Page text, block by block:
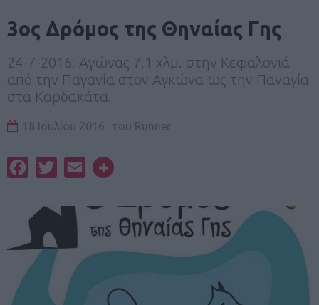
3ος Δρόμος της Θηναίας Γης
24-7-2016: Αγώνας 7,1 χλμ. στην Κεφαλονιά
από την Παγανία στον Αγκώνα ως την Παναγία
στα Καρδακάτα.
18 Ιουλίου 2016 του Runner
FacebookTwitterEmail